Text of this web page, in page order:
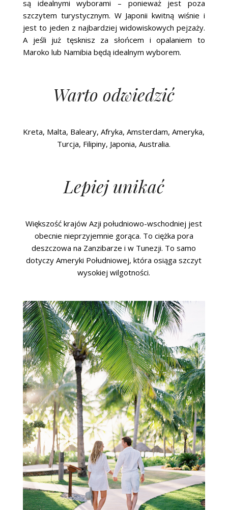
są idealnymi wyborami – ponieważ jest poza
szczytem turystycznym. W Japonii kwitną wiśnie i
jest to jeden z najbardziej widowiskowych pejzaży.
A jeśli już tęsknisz za słońcem i opalaniem to
Maroko lub Namibia będą idealnym wyborem.
Warto odwiedzić
Kreta, Malta, Baleary, Afryka, Amsterdam, Ameryka,
Turcja, Filipiny, Japonia, Australia.
Lepiej unikać
Większość krajów Azji południowo-wschodniej jest
obecnie nieprzyjemnie gorąca. To ciężka pora
deszczowa na Zanzibarze i w Tunezji. To samo
dotyczy Ameryki Południowej, która osiąga szczyt
wysokiej wilgotności.